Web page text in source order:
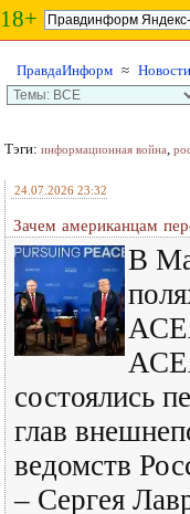
18+
ПравдаИнформ ≈
Тэги: информационная война,
24.07.2026 23:32
Зачем американцам
В
состоялись
глав
ведомств
– Сергея